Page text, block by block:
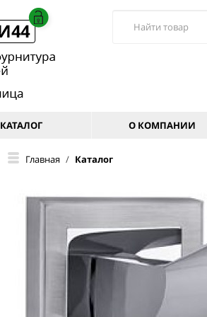
КАТАЛОГ О КОМПАНИИ
Главная / Каталог